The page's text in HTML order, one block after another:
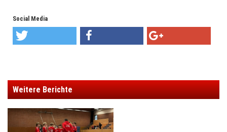
Social Media
Weitere Berichte